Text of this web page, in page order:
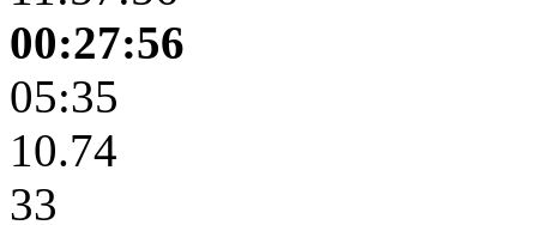
00:27:56
05:35
10.74
33